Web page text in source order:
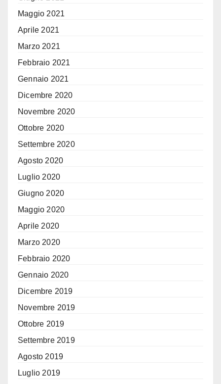
Maggio 2021
Aprile 2021
Marzo 2021
Febbraio 2021
Gennaio 2021
Dicembre 2020
Novembre 2020
Ottobre 2020
Settembre 2020
Agosto 2020
Luglio 2020
Giugno 2020
Maggio 2020
Aprile 2020
Marzo 2020
Febbraio 2020
Gennaio 2020
Dicembre 2019
Novembre 2019
Ottobre 2019
Settembre 2019
Agosto 2019
Luglio 2019